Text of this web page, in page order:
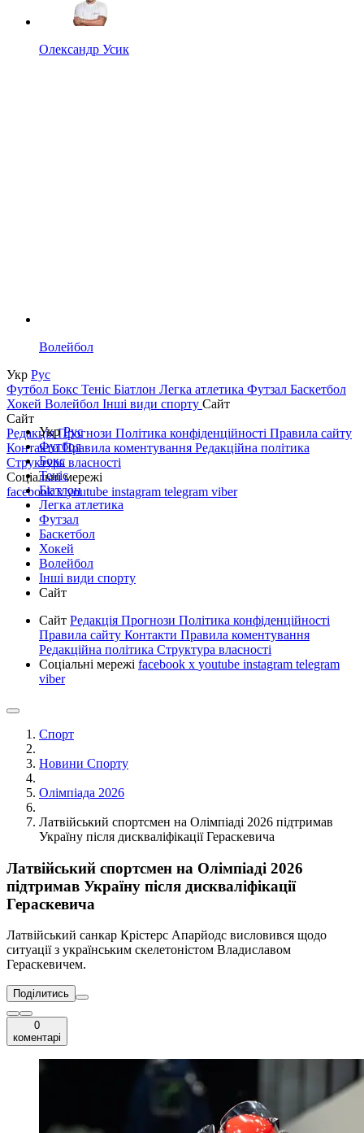
Олександр Усик
Волейбол
Укр Рус
Футбол Бокс Теніс Біатлон Легка атлетика Футзал Баскетбол
Хокей Волейбол Інші види спорту Сайт
Сайт
РедакціяПрогнози Політика конфіденційності Правила сайту
КонтактиПравила коментування Редакційна політика
Структура власності
Соціальні мережі
facebookxyoutube instagram telegram viber
УкрРус
Футбол
Бокс
Теніс
Біатлон
Легка атлетика
Футзал
Баскетбол
Хокей
Волейбол
Інші види спорту
Сайт
Сайт Редакція Прогнози Політика конфіденційності
Правила сайту Контакти Правила коментування
Редакційна політика Структура власності
Соціальні мережі facebook x youtube instagram telegram
viber
Спорт
Новини Спорту
Олімпіада 2026
Латвійський спортсмен на Олімпіаді 2026 підтримав
Україну після дискваліфікації Гераскевича
Латвійський спортсмен на Олімпіаді 2026
підтримав Україну після дискваліфікації
Гераскевича
Латвійський санкар Крістерс Апарйодс висловився щодо
ситуації з українським скелетоністом Владиславом
Гераскевичем.
Поділитись
0
коментарі